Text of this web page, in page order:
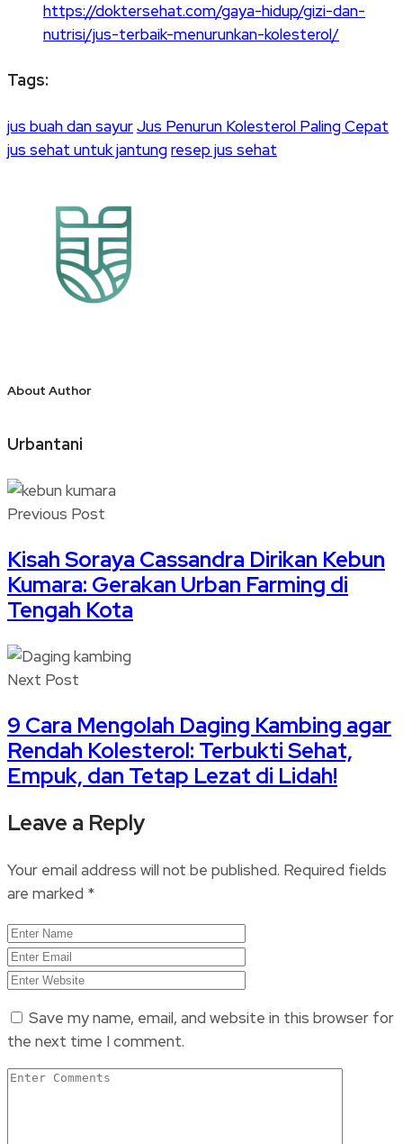
https://doktersehat.com/gaya-hidup/gizi-dan-
nutrisi/jus-terbaik-menurunkan-kolesterol/
Tags:
jus buah dan sayurJus Penurun Kolesterol Paling Cepat
jus sehat untuk jantungresep jus sehat
About Author
Urbantani
Previous Post
Kisah Soraya Cassandra Dirikan Kebun
Kumara: Gerakan Urban Farming di
Tengah Kota
Next Post
9 Cara Mengolah Daging Kambing agar
Rendah Kolesterol: Terbukti Sehat,
Empuk, dan Tetap Lezat di Lidah!
Leave a Reply
Your email address will not be published. Required fields
are marked *
Save my name, email, and website in this browser for
the next time I comment.